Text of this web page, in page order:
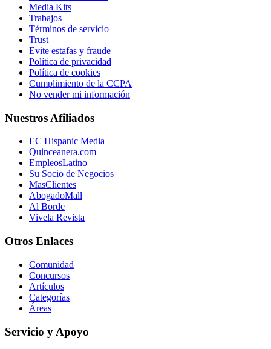
Media Kits
Trabajos
Términos de servicio
Trust
Evite estafas y fraude
Política de privacidad
Política de cookies
Cumplimiento de la CCPA
No vender mi información
Nuestros Afiliados
EC Hispanic Media
Quinceanera.com
EmpleosLatino
Su Socio de Negocios
MasClientes
AbogadoMall
Al Borde
Vivela Revista
Otros Enlaces
Comunidad
Concursos
Artículos
Categorías
Áreas
Servicio y Apoyo